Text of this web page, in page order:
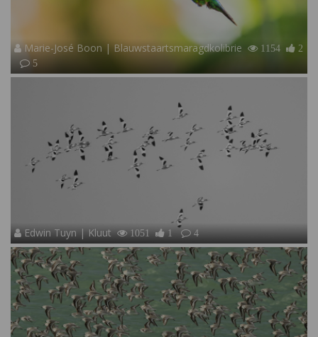
Marie-José Boon | Blauwstaartsmaragdkolibrie 1154
2
5
Edwin Tuyn | Kluut 1051 1 4